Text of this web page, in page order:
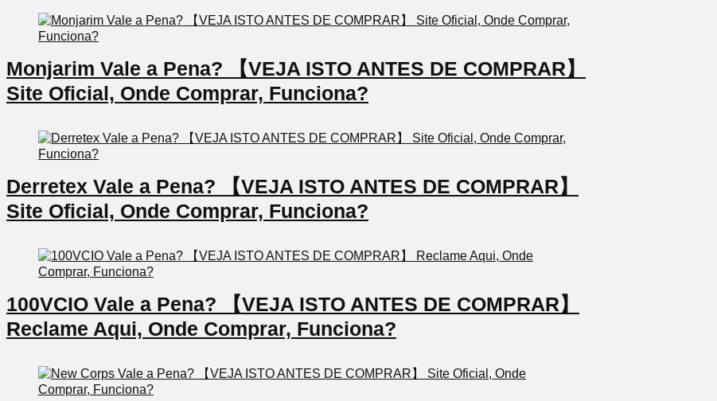
Monjarim Vale a Pena? 【VEJA ISTO ANTES DE COMPRAR】
Site Oficial, Onde Comprar, Funciona?
Derretex Vale a Pena? 【VEJA ISTO ANTES DE COMPRAR】
Site Oficial, Onde Comprar, Funciona?
100VCIO Vale a Pena? 【VEJA ISTO ANTES DE COMPRAR】
Reclame Aqui, Onde Comprar, Funciona?